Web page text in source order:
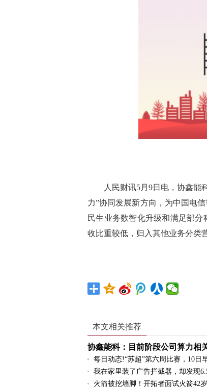
人民财讯5月9日电，协鑫能
力”协同发展新方向，为中国电
民生业务数智化升级和满足部
收比重较低，归入其他业务分类
本文相关推荐
协鑫能科：目前阶段公司算力相
每日动态!“苏超”第六周比赛，10日
我在家里装了广告拦截器，却发现
火箭被挖墙脚！开拓者面试火箭42